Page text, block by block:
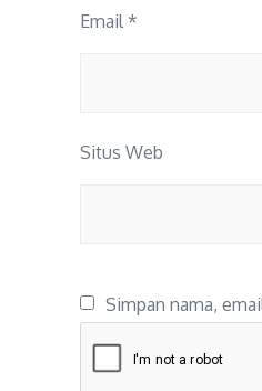
Email *
Situs Web
Simpan nama,